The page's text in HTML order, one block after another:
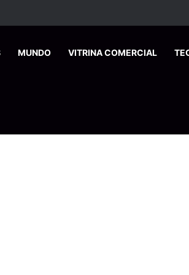
de Nicoya y matan a paciente a balazos
MUNDO VITRINA COMERCIAL